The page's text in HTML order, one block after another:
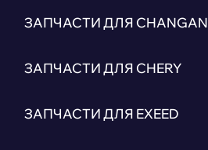
ЗАПЧАСТИ ДЛЯ CHANGAN
ЗАПЧАСТИ ДЛЯ CHERY
ЗАПЧАСТИ ДЛЯ EXEED